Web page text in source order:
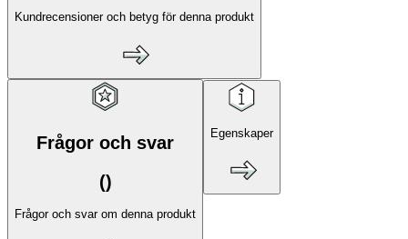
Kundrecensioner och betyg för denna produkt
Frågor och svar
()
Frågor och svar om denna produkt
Egenskaper